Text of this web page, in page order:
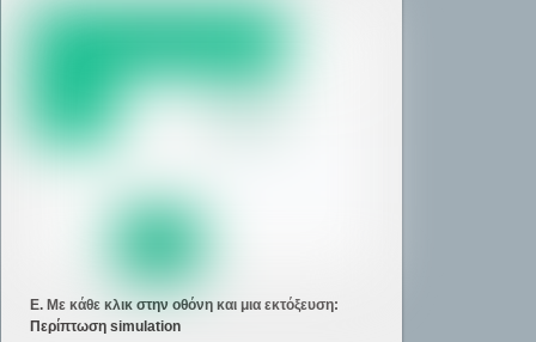
E. Με κάθε κλικ στην οθόνη και μια εκτόξευση:
Περίπτωση simulation